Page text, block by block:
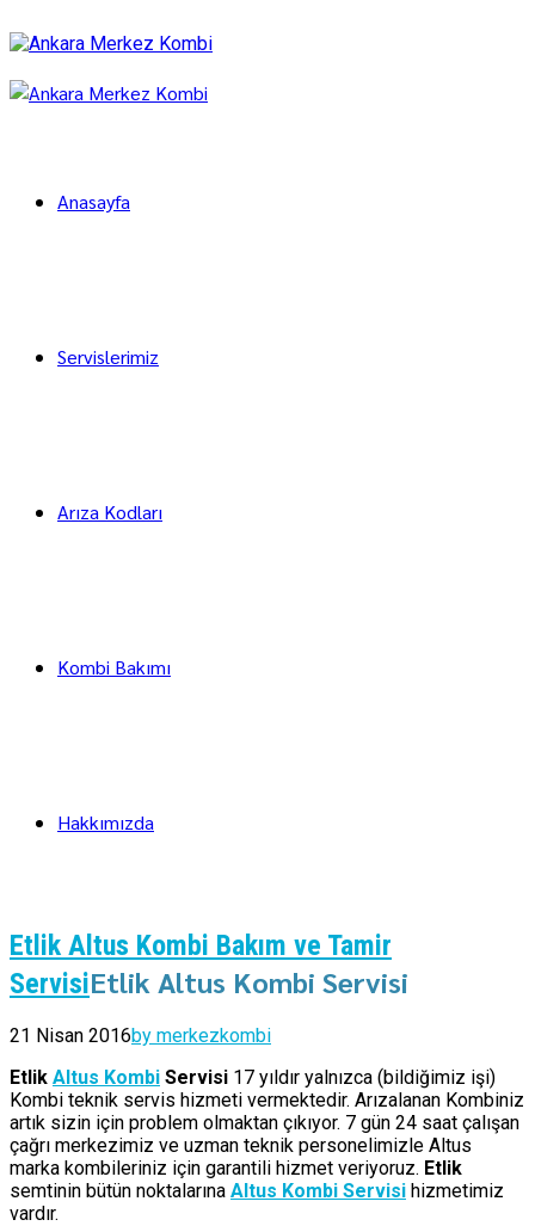
Anasayfa
Servislerimiz
Arıza Kodları
Kombi Bakımı
Hakkımızda
Etlik Altus Kombi Bakım ve Tamir
ServisiEtlik Altus Kombi Servisi
21 Nisan 2016by merkezkombi
Etlik Altus Kombi Servisi 17 yıldır yalnızca (bildiğimiz işi)
Kombi teknik servis hizmeti vermektedir. Arızalanan Kombiniz
artık sizin için problem olmaktan çıkıyor. 7 gün 24 saat çalışan
çağrı merkezimiz ve uzman teknik personelimizle Altus
marka kombileriniz için garantili hizmet veriyoruz. Etlik
semtinin bütün noktalarına Altus Kombi Servisi hizmetimiz
vardır.